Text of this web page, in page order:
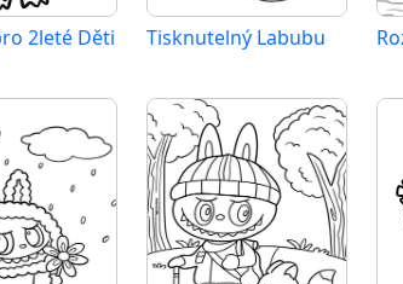
2leté Děti Tisknutelný Labubu